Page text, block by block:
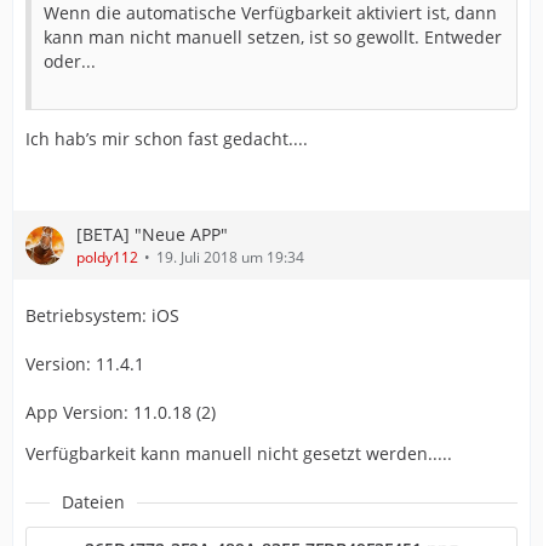
Wenn die automatische Verfügbarkeit aktiviert ist, dann
kann man nicht manuell setzen, ist so gewollt. Entweder
oder...
Ich hab’s mir schon fast gedacht....
[BETA] "Neue APP"
poldy112 19. Juli 2018 um 19:34
Betriebsystem: iOS
Version: 11.4.1
App Version: 11.0.18 (2)
Verfügbarkeit kann manuell nicht gesetzt werden.....
Dateien